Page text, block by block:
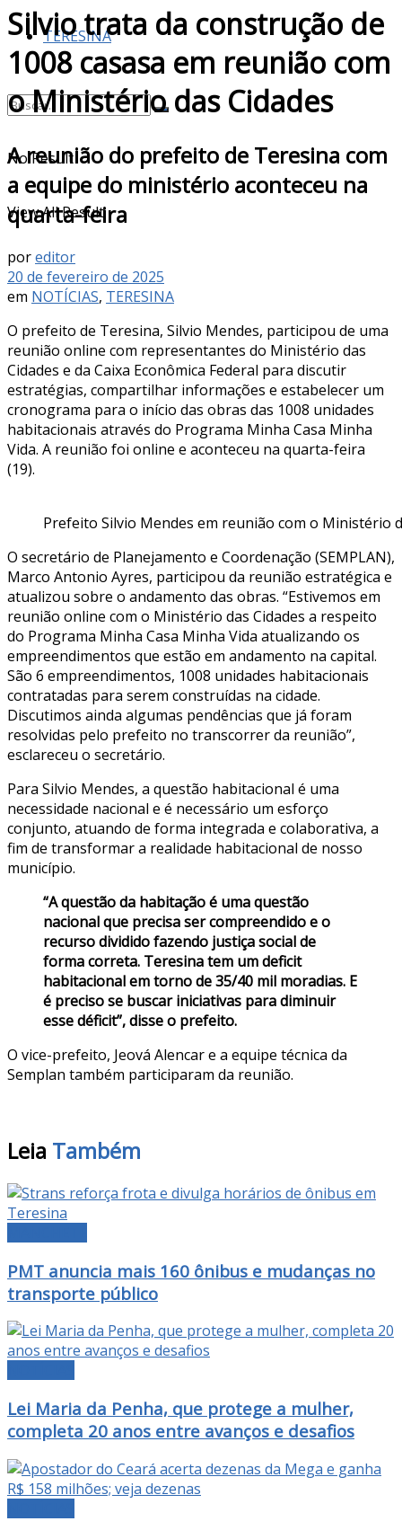
TERESINA
No Result
View All Result
Silvio trata da construção de
1008 casasa em reunião com
o Ministério das Cidades
A reunião do prefeito de Teresina com
a equipe do ministério aconteceu na
quarta-feira
poreditor
20 de fevereiro de 2025
em NOTÍCIAS, TERESINA
O prefeito de Teresina, Silvio Mendes, participou de uma
reunião online com representantes do Ministério das
Cidades e da Caixa Econômica Federal para discutir
estratégias, compartilhar informações e estabelecer um
cronograma para o início das obras das 1008 unidades
habitacionais através do Programa Minha Casa Minha
Vida. A reunião foi online e aconteceu na quarta-feira
(19).
Prefeito Silvio Mendes em reunião com o Ministério
O secretário de Planejamento e Coordenação (SEMPLAN),
Marco Antonio Ayres, participou da reunião estratégica e
atualizou sobre o andamento das obras. “Estivemos em
reunião online com o Ministério das Cidades a respeito
do Programa Minha Casa Minha Vida atualizando os
empreendimentos que estão em andamento na capital.
São 6 empreendimentos, 1008 unidades habitacionais
contratadas para serem construídas na cidade.
Discutimos ainda algumas pendências que já foram
resolvidas pelo prefeito no transcorrer da reunião”,
esclareceu o secretário.
Para Silvio Mendes, a questão habitacional é uma
necessidade nacional e é necessário um esforço
conjunto, atuando de forma integrada e colaborativa, a
fim de transformar a realidade habitacional de nosso
município.
“A questão da habitação é uma questão
nacional que precisa ser compreendido e o
recurso dividido fazendo justiça social de
forma correta. Teresina tem um deficit
habitacional em torno de 35/40 mil moradias. E
é preciso se buscar iniciativas para diminuir
esse déficit”, disse o prefeito.
O vice-prefeito, Jeová Alencar e a equipe técnica da
Semplan também participaram da reunião.
Leia Também
PMT anuncia mais 160 ônibus e mudanças no
transporte público
Lei Maria da Penha, que protege a mulher,
completa 20 anos entre avanços e desafios